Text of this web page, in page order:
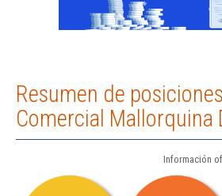
Resumen de
Comercial Mallorquina
Información